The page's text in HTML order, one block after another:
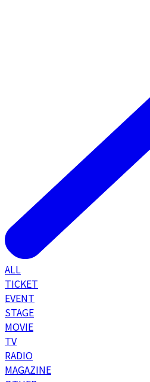
ALL
TICKET
EVENT
STAGE
MOVIE
TV
RADIO
MAGAZINE